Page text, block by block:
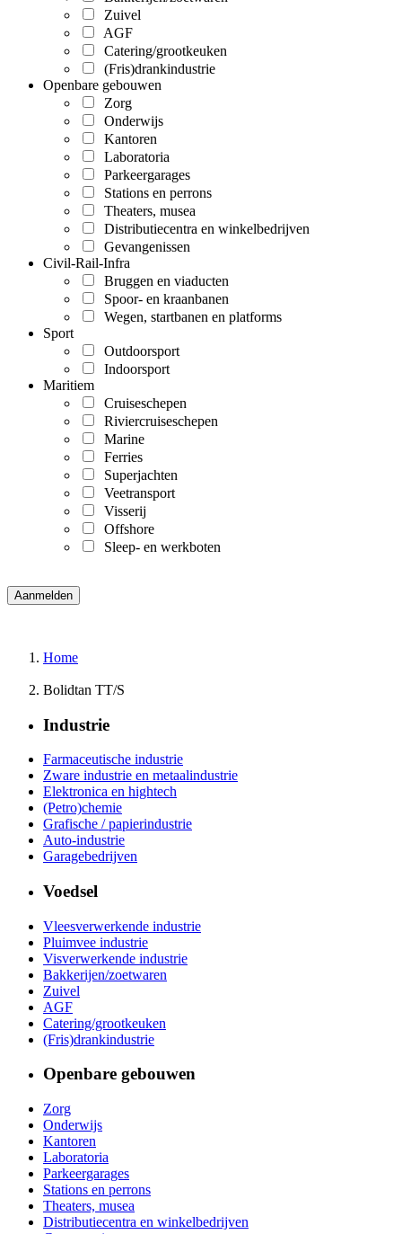
Zuivel
AGF
Catering/grootkeuken
(Fris)drankindustrie
Openbare gebouwen
Zorg
Onderwijs
Kantoren
Laboratoria
Parkeergarages
Stations en perrons
Theaters, musea
Distributiecentra en winkelbedrijven
Gevangenissen
Civil-Rail-Infra
Bruggen en viaducten
Spoor- en kraanbanen
Wegen, startbanen en platforms
Sport
Outdoorsport
Indoorsport
Maritiem
Cruiseschepen
Riviercruiseschepen
Marine
Ferries
Superjachten
Veetransport
Visserij
Offshore
Sleep- en werkboten
Home
Bolidtan TT/S
Industrie
Farmaceutische industrie
Zware industrie en metaalindustrie
Elektronica en hightech
(Petro)chemie
Grafische / papierindustrie
Auto-industrie
Garagebedrijven
Voedsel
Vleesverwerkende industrie
Pluimvee industrie
Visverwerkende industrie
Bakkerijen/zoetwaren
Zuivel
AGF
Catering/grootkeuken
(Fris)drankindustrie
Openbare gebouwen
Zorg
Onderwijs
Kantoren
Laboratoria
Parkeergarages
Stations en perrons
Theaters, musea
Distributiecentra en winkelbedrijven